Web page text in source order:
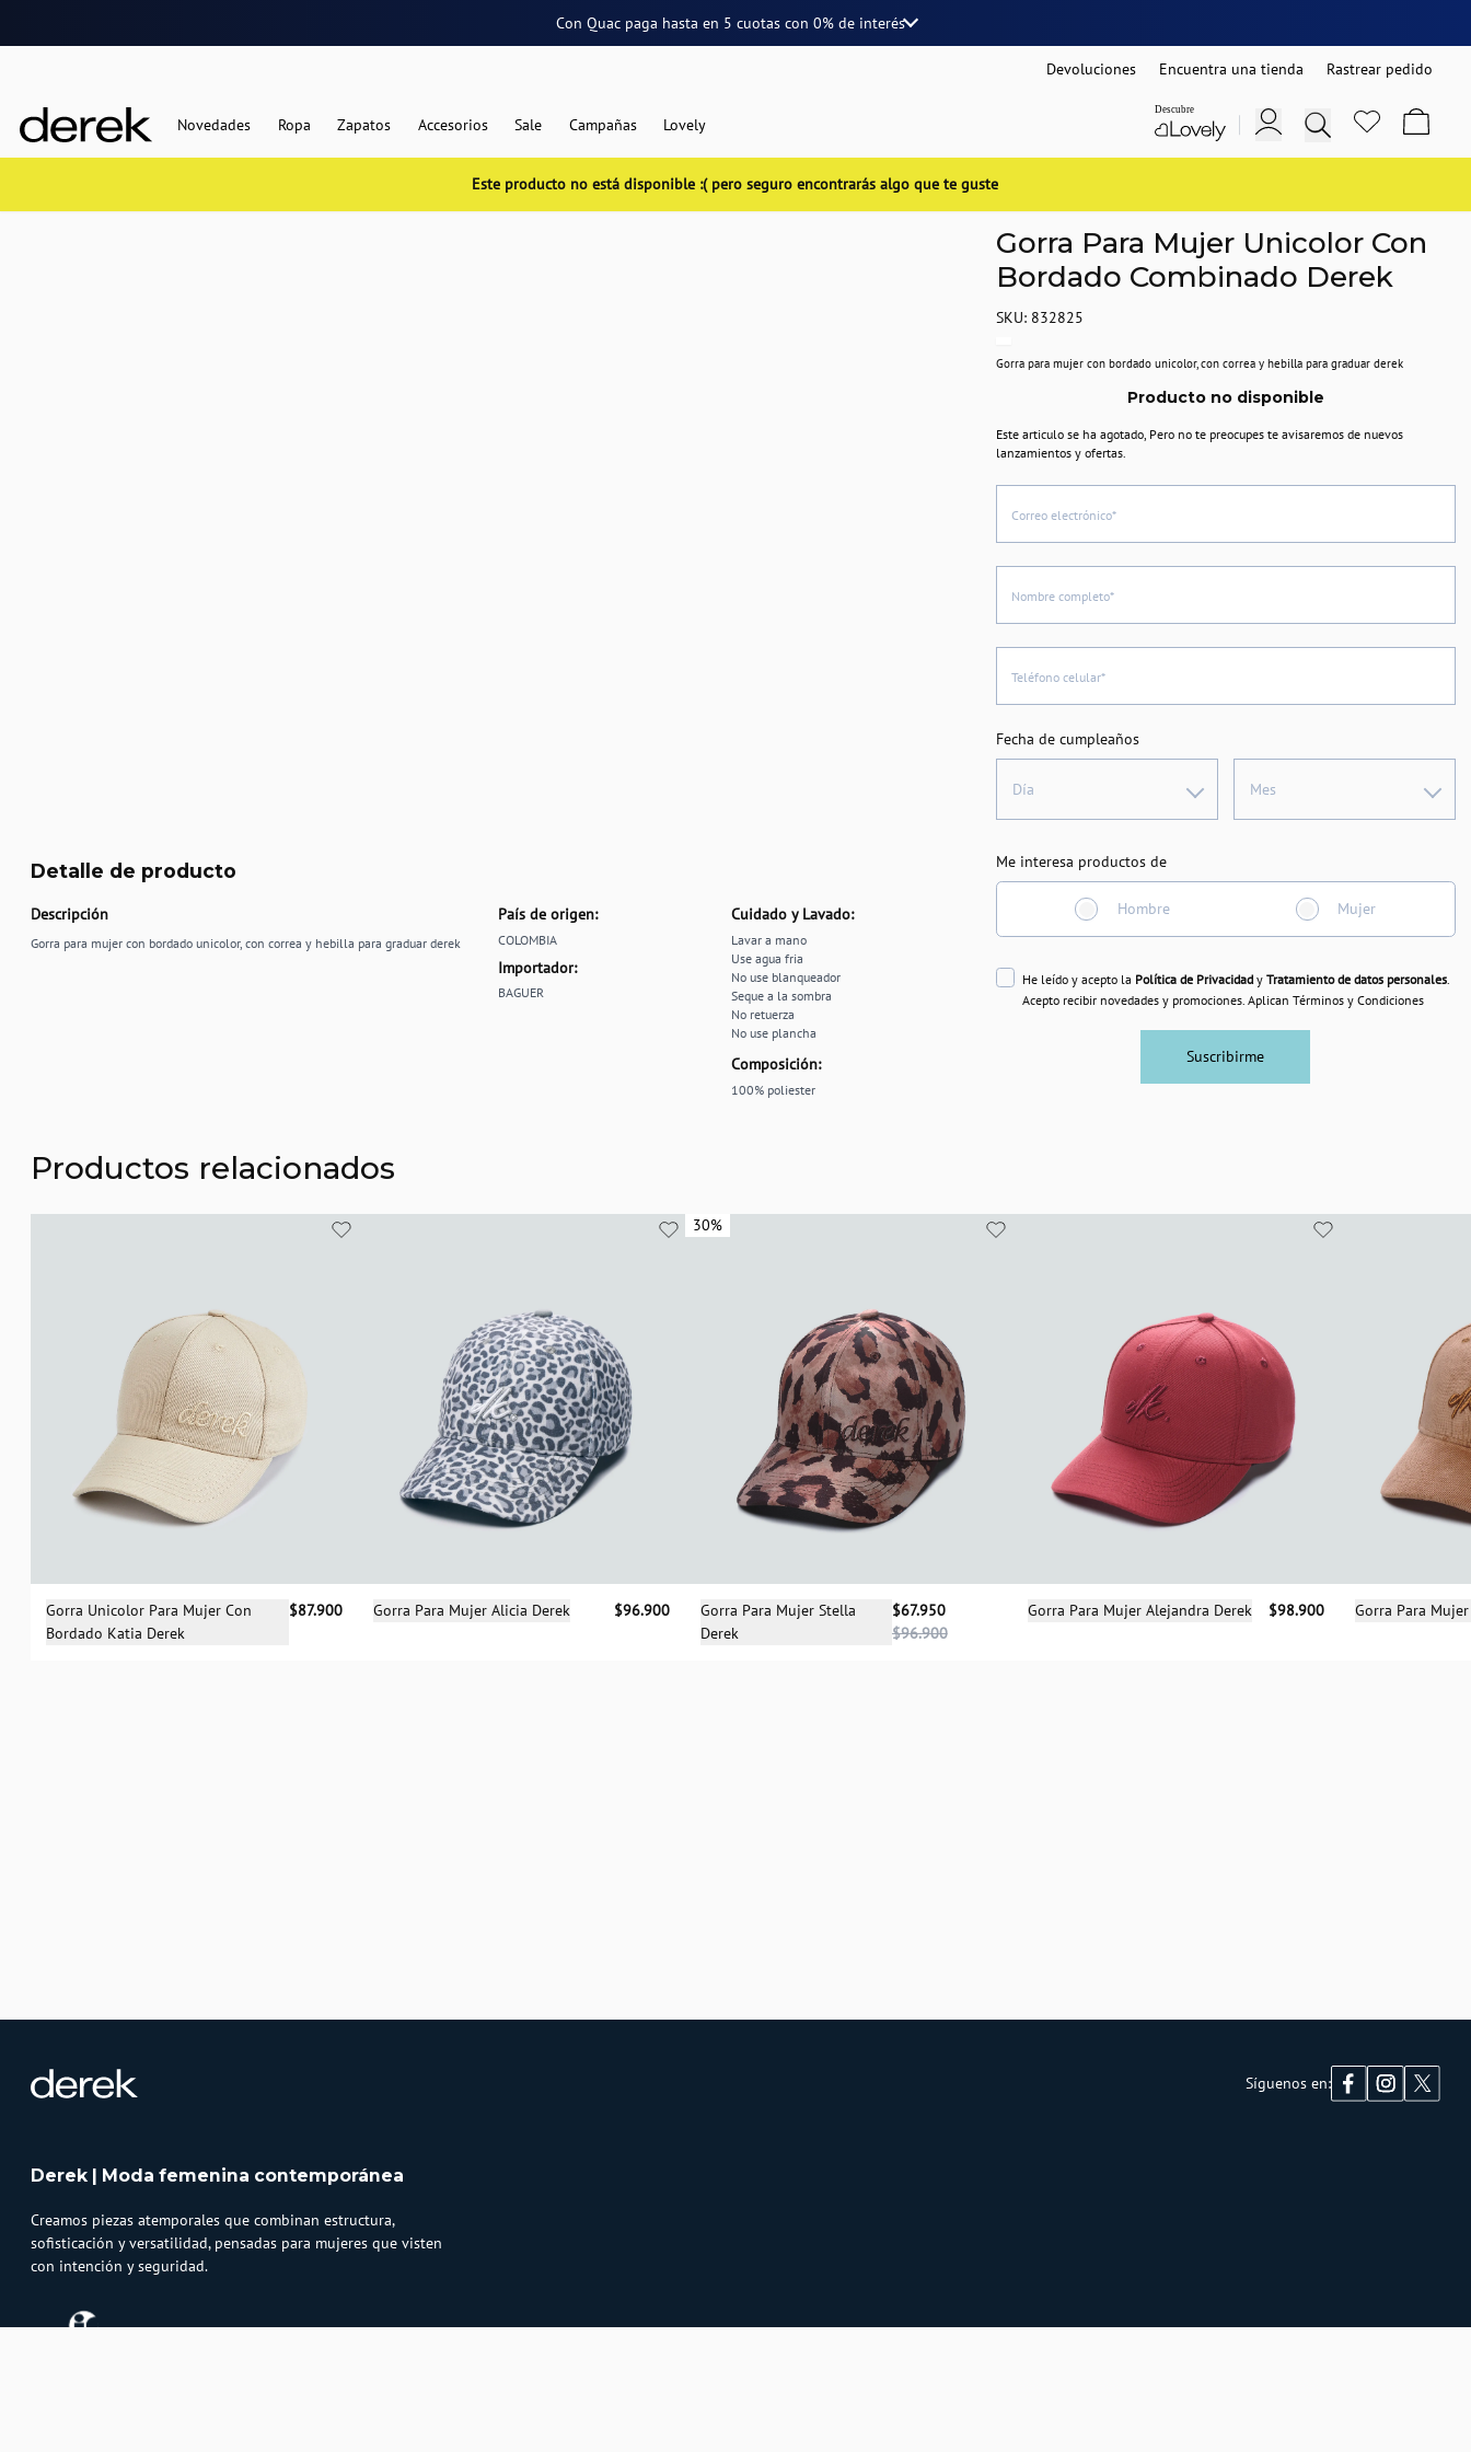
Con Quac paga hasta en 5 cuotascon 0% de interés
Devoluciones Encuentra una tienda Rastrear pedido
Novedades Ropa Zapatos Accesorios Sale Campañas Lovely
Este producto no está disponible :( pero seguro encontrarás algo que te guste
Detalle de producto
Descripción
Gorra para mujer con bordado unicolor, con correa y hebilla para graduar derek
País de origen:
COLOMBIA
Importador:
BAGUER
Cuidado y Lavado:
Lavar a mano
Use agua fria
No use blanqueador
Seque a la sombra
No retuerza
No use plancha
Composición:
100% poliester
Gorra Para Mujer Unicolor Con
Bordado Combinado Derek
SKU: 832825
Gorra para mujer con bordado unicolor, con correa y hebilla para graduar derek
Producto no disponible
Este articulo se ha agotado, Pero no te preocupes te avisaremos de nuevos
lanzamientos y ofertas.
Correo electrónico*
Nombre completo*
Teléfono celular*
Fecha de cumpleaños
Día Mes
Me interesa productos de
Hombre Mujer
He leído y acepto la Política de PrivacidadyTratamiento de datos personales.
Acepto recibir novedades y promociones. Aplican Términos y Condiciones
Suscribirme
Productos relacionados
Selecciona una talla
Gorra Unicolor Para Mujer Con
Bordado Katia Derek
$87.900 Selecciona una talla
Gorra Para Mujer Alicia Derek $96.900
30%
30%
Selecciona una talla
Gorra Para Mujer Stella
Derek
$67.950
$96.900
Selecciona una talla
Gorra Para Mujer Alejandra Derek $98.900 Gorra Para
Síguenos en:
Derek | Moda femenina contemporánea
Creamos piezas atemporales que combinan estructura,
sofisticación y versatilidad, pensadas para mujeres que visten
con intención y seguridad.